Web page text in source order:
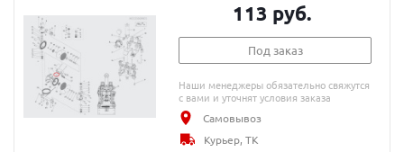
113 руб.
Под заказ
Наши менеджеры обязательно свяжутся
с вами и уточнят условия заказа
Самовывоз
Курьер, ТК